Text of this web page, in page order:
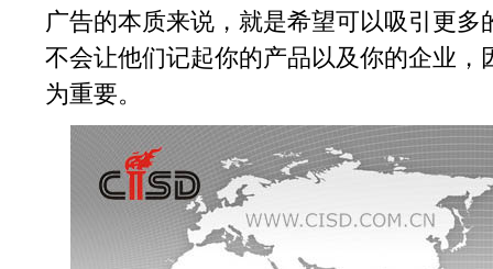
广告的本质来说，就是希望可以吸引更
不会让他们记起你的产品以及你的企业
为重要。